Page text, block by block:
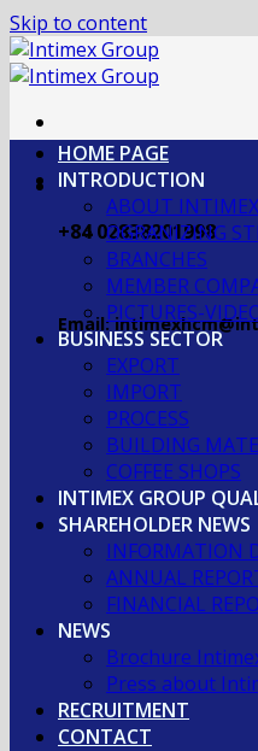
Skip to content
+84 02838201998
Email:
HOME PAGE
INTRODUCTION
ABOUT
OGRANIZING
BRANCHES
MEMBER
PICTURES-
BUSINESS SECTOR
EXPORT
IMPORT
PROCESS
BUILDING
COFFEE SHOPS
INTIMEX GROUP
SHAREHOLDER NEWS
INFORMATION
ANNUAL
FINANCIAL
NEWS
Brochure
Press about
RECRUITMENT
CONTACT